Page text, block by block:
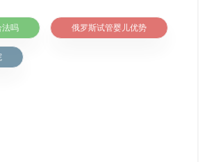
法吗 俄罗斯试管婴儿优势